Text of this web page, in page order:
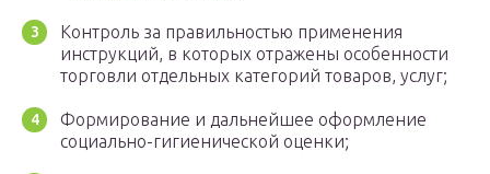
Контроль за правильностью применения
инструкций, в которых отражены особенности
торговли отдельных категорий товаров, услуг;
Формирование и дальнейшее оформление
социально-гигиенической оценки;